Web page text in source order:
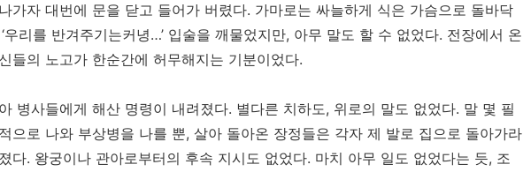
가자 대번에 문을 닫고 들어가 버렸다. 가마로는 싸늘하게 식은 가슴으로 돌바닥
우리를 반겨주기는커녕…’ 입술을 깨물었지만, 아무 말도 할 수 없었다. 전장에서 온
들의 노고가 한순간에 허무해지는 기분이었다.
병사들에게 해산 명령이 내려졌다. 별다른 치하도, 위로의 말도 없었다. 말 몇 필
으로 나와 부상병을 나를 뿐, 살아 돌아온 장정들은 각자 제 발로 집으로 돌아가라
다. 왕궁이나 관아로부터의 후속 지시도 없었다. 마치 아무 일도 없었다는 듯, 조